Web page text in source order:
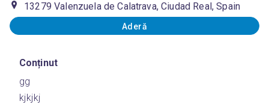
13279 Valenzuela de Calatrava, Ciudad Real, Spain
Aderă
Conținut
gg
kjkjkj